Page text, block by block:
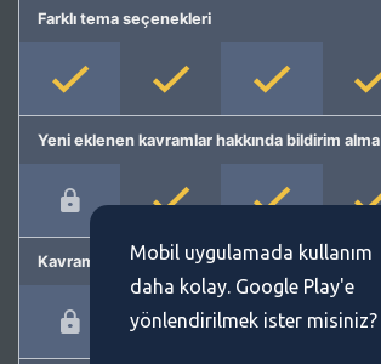
Farklı tema seçenekleri
Yeni eklenen kavramlar hakkında bildirim alma
Kavram önermeMobil uygulamada kullanım
daha kolay. Google Play'e
yönlendirilmek ister misiniz?